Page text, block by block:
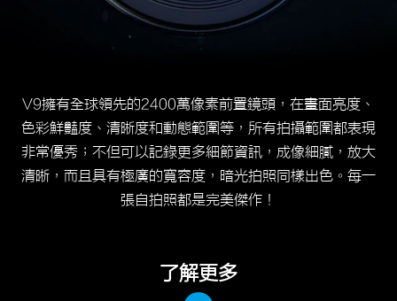
V9擁有全球領先的2400萬像素前置鏡頭，在畫面亮度、
色彩鮮豔度、清晰度和動態範圍等，所有拍攝範圍都表現
非常優秀；不但可以記錄更多細節資訊，成像細膩，放大
清晰，而且具有極廣的寬容度，暗光拍照同樣出色。每一
張自拍照都是完美傑作！
了解更多